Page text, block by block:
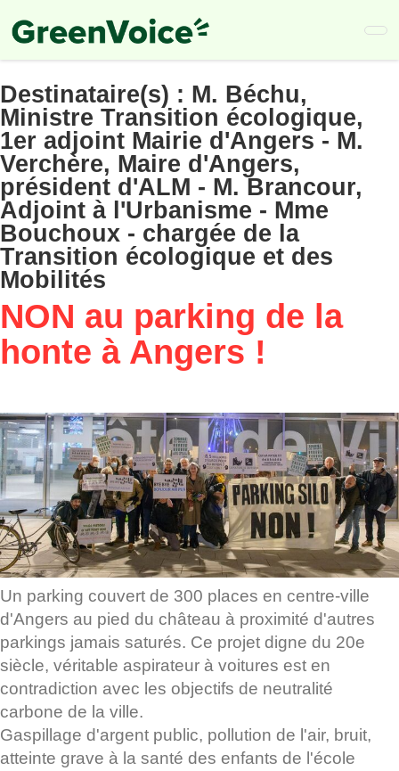
to
main
Destinataire(s) : M. Béchu,
Ministre Transition écologique,
1er adjoint Mairie d'Angers - M.
Verchère, Maire d'Angers,
président d'ALM - M. Brancour,
Adjoint à l'Urbanisme - Mme
Bouchoux - chargée de la
Transition écologique et des
Mobilités
NON au parking de la
honte à Angers !
Un parking couvert de 300 places en centre-ville
d'Angers au pied du château à proximité d'autres
parkings jamais saturés. Ce projet digne du 20e
siècle, véritable aspirateur à voitures est en
contradiction avec les objectifs de neutralité
carbone de la ville.
Gaspillage d'argent public, pollution de l'air, bruit,
atteinte grave à la santé des enfants de l'école